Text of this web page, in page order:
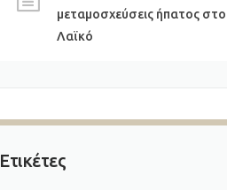
μεταμοσχεύσεις ήπατος στο
Λαϊκό
Ετικέτες